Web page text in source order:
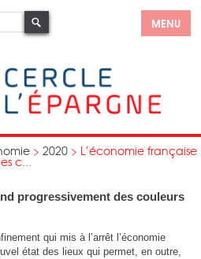
MENU
> 2020 > L’économie française
c...
progressivement des couleurs
qui mis à l’arrêt l’économie
état des lieux qui permet, en outre,